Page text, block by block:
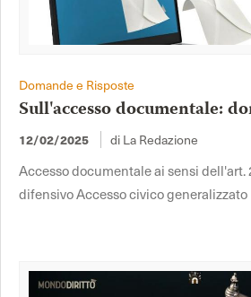
Domande e Risposte
Sull'accesso documentale:
12/02/2025 di La Redazione
Accesso documentale ai sensi dell'art.
difensivo Accesso civico generalizzato